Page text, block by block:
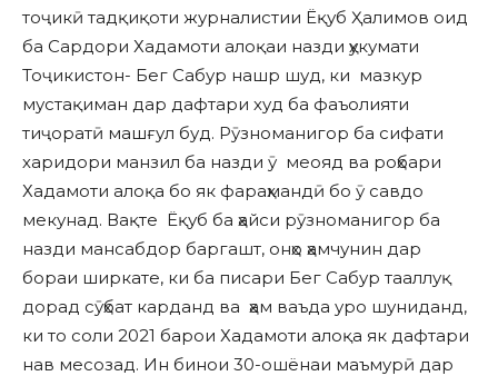
тоҷикӣ тадқиқоти журналистии Ёқуб Ҳалимов оид
ба Сардори Хадамоти алоқаи назди ҳукумати
Тоҷикистон- Бег Сабур нашр шуд, ки мазкур
мустақиман дар дафтари худ ба фаъолияти
тиҷоратӣ машғул буд. Рӯзноманигор ба сифати
харидори манзил ба назди ӯ меояд ва роҳбари
Хадамоти алоқа бо як фараҳмандӣ бо ӯ савдо
мекунад. Вақте Ёқуб ба ҳайси рӯзноманигор ба
назди мансабдор баргашт, онҳо ҳамчунин дар
бораи ширкате, ки ба писари Бег Сабур тааллуқ
дорад сӯҳбат карданд ва ҳам ваъда уро шуниданд,
ки то соли 2021 барои Хадамоти алоқа як дафтари
нав месозад. Ин бинои 30-ошёнаи маъмурӣ дар